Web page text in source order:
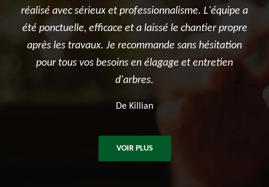
réalisé avec sérieux et professionnalisme. L'équipe a
été ponctuelle, efficace et a laissé le chantier propre
après les travaux. Je recommande sans hésitation
pour tous vos besoins en élagage et entretien
d'arbres.
De Killian
VOIR PLUS